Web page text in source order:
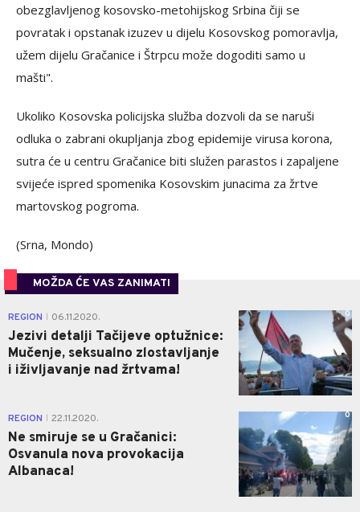
obezglavljenog kosovsko-metohijskog Srbina čiji se
povratak i opstanak izuzev u dijelu Kosovskog pomoravlja,
užem dijelu Gračanice i Štrpcu može dogoditi samo u
mašti".
Ukoliko Kosovska policijska služba dozvoli da se naruši
odluka o zabrani okupljanja zbog epidemije virusa korona,
sutra će u centru Gračanice biti služen parastos i zapaljene
svijeće ispred spomenika Kosovskim junacima za žrtve
martovskog pogroma.
(Srna, Mondo)
MOŽDA ĆE VAS ZANIMATI
REGION 06.11.2020.
Jezivi detalji Tačijeve optužnice:
Mučenje, seksualno zlostavljanje
i iživljavanje nad žrtvama!
0
REGION 22.11.2020.
Ne smiruje se u Gračanici:
Osvanula nova provokacija
Albanaca!
0